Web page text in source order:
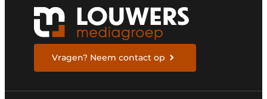
Vragen? Neem contact op